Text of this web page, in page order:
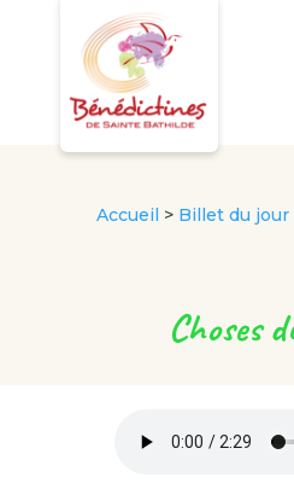
Accueil > Billet du jour
Choses